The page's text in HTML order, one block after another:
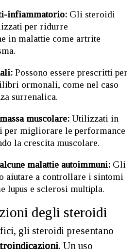
infiammatorio: Gli steroidi
per ridurre
in malattie come artrite
Possono essere prescritti per
ormonali, come nel caso
surrenalica.
muscolare: Utilizzati in
per migliorare le performance
la crescita muscolare.
malattie autoimmuni: Gli
aiutare a controllare i sintomi
lupus e sclerosi multipla.
degli steroidi
gli steroidi presentano
. Un uso